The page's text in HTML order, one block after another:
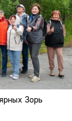
Зорь